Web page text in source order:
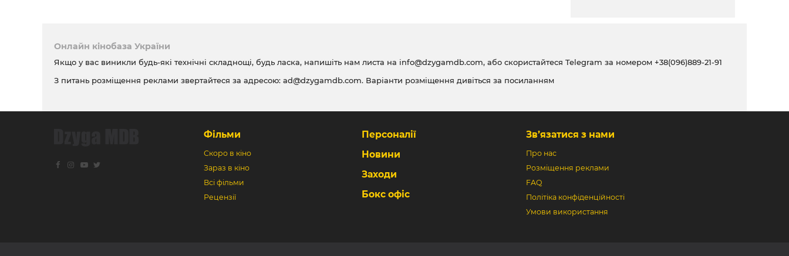
Онлайн кінобаза України
Якщо у вас виникли будь-які технічні складнощі, будь ласка, напишіть нам листа на info@dzygamdb.com, або скористайтеся Telegram за номером +38(096)889-21-91
З питань розміщення реклами звертайтеся за адресою: ad@dzygamdb.com. Варіанти розміщення дивіться за посиланням
Фільми
Скоро в кіно
Зараз в кіно
Всі фільми
Рецензії
Персоналії
Новини
Заходи
Бокс офіс
Зв’язатися з нами
Про нас
Розміщення реклами
FAQ
Політіка конфіденційності
Умови використання